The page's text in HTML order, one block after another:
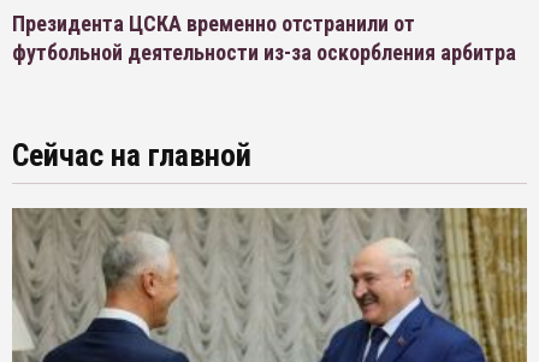
Президента ЦСКА временно отстранили от
футбольной деятельности из-за оскорбления арбитра
Сейчас на главной